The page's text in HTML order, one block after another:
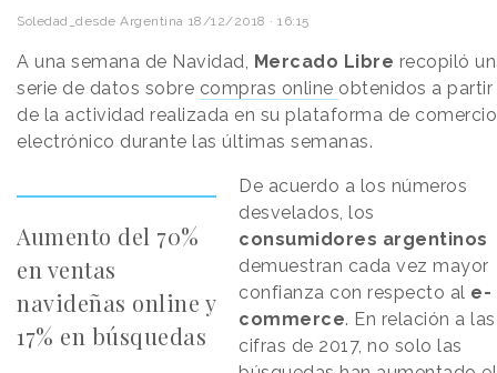
Soledad_desde Argentina 18/12/2018 · 16:15
A una semana de Navidad, Mercado Libre recopiló
serie de datos sobre compras online obtenidos a partir
de la actividad realizada en su plataforma de comercio
electrónico durante las últimas semanas.
Aumento del 70%
en ventas
navideñas online y
17% en búsquedas
De acuerdo a los números
desvelados, los
consumidores argentinos
demuestran cada vez mayor
confianza con respecto al e-
commerce. En relación a las
cifras de 2017, no solo las